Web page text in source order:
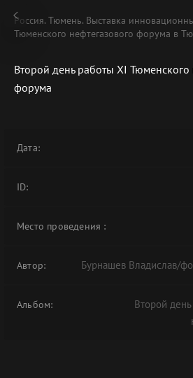
Россия. Тюмень. Выставка
Тюменского нефтегазового форума в
Второй день работы XI Тюменского
форума
Дата:
ID:
Место проведения :
Автор: Бурнашев Владислав/
Альбом:
Второй